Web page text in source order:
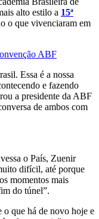
alto estilo a 15ª
o que vivenciaram em
Essa é a nossa
e fazendo
a presidente da ABF
de ambos com
o País, Zuenir
difícil, até porque
momentos mais
do túnel”.
que há de novo hoje e